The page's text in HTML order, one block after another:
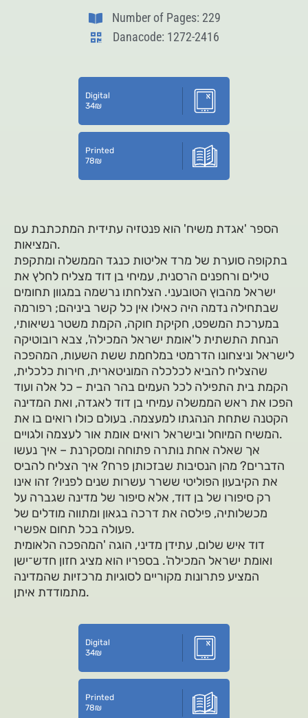
Number of Pages: 229
Danacode: 1272-2416
Digital
34₪
Printed
78₪
הספר 'אגדת משיח' הוא פנטזיה עתידית המתכתבת עם
המציאות.
בתקופה סוערת של מרד אליטות כנגד הממשלה ומתקפת
טילים ורחפנים הרסנית, עמיחי בן דוד מצליח לחלץ את
ישראל מהבוץ הטובעני. הצלחתו נרשמה במגוון תחומים
שבתחילה נדמה היה כאילו אין כל קשר ביניהם; רפורמה
במערכת המשפט, חקיקת חוקה, הקמת משטר נשיאותי,
הנחת התשתית ל'אומת ישראל המכילה', צבא רובוטיקה
לישראל וניצחונו הדרמטי במלחמת ששת השעות, המהפכה
שהצליח להביא לכלכלה המוניטארית, חירות כלכלית,
הקמת בית התפילה לכל העמים בהר הבית – כל אלה ועוד
הפכו את ראש הממשלה עמיחי בן דוד לאגדה, ואת המדינה
הקטנה שתחת הנהגתו למעצמה. בעולם כולו רואים בו את
המשיח המיוחל ובישראל רואים אומת אור לעצמה ולגויים.
אך שאלה אחת נותרה פתוחה ומסקרנת – איך נעשו
הדברים? מהן הנסיבות שבזכותן פרח? איך הצליח להביס
את הקיבעון הפוליטי ששרר עשרות שנים לפניו? זהו אינו
רק סיפורו של בן דוד, אלא סיפור של מדינה שגברה על
מכשלותיה, פילסה את דרכה בגאון ומתווה מודלים של
פעולה בכל תחום אפשרי.
דוד איש שלום, עתידן מדיני, הוגה 'המהפכה הלאומית
ואומת ישראל המכילה'. בספריו הוא מציג חזון חדש־ישן
המציע פתרונות מקוריים לסוגיות מרכזיות שהמדינה
מתמודדת איתן.
Digital
34₪
Printed
78₪